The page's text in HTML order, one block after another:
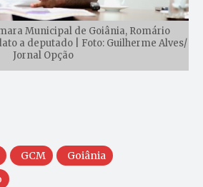
Municipal de Goiânia, Romário
a deputado | Foto: Guilherme Alves/
Jornal Opção
GCM
Goiânia